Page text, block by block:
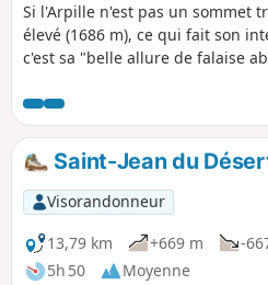
Si l'Arpille n'est pas un sommet
élevé (1686 m), ce qui fait son
c'est sa "belle allure de falaise
l'Estéron qu'elle ferme du côté de
l'ouest". Cette randonnée au
Préalpes d'Azur empruntera en
alternance de jolies pistes
un long cheminement sur une
crête avant de gagner l'Arpille et
vigie.
Saint-Jean du
Visorandonneur
13,79 km
+669 m
-
5h 50
Moyenne